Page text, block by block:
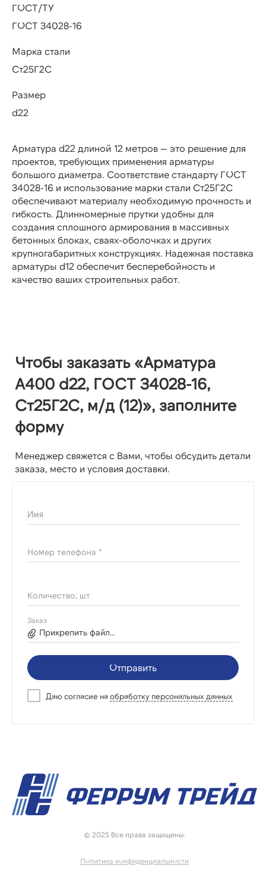
ГОСТ/ТУ
ГОСТ 34028-16
Марка стали
Ст25Г2С
Размер
d22
Арматура d22 длиной 12 метров — это решение для
проектов, требующих применения арматуры
большого диаметра. Соответствие стандарту ГОСТ
34028-16 и использование марки стали Ст25Г2С
обеспечивают материалу необходимую прочность и
гибкость. Длинномерные прутки удобны для
создания сплошного армирования в массивных
бетонных блоках, сваях-оболочках и других
крупногабаритных конструкциях. Надежная поставка
арматуры d12 обеспечит бесперебойность и
качество ваших строительных работ.
Чтобы заказать «Арматура
А400 d22, ГОСТ 34028-16,
Ст25Г2С, м/д (12)», заполните
форму
Менеджер свяжется с Вами, чтобы обсудить детали
заказа, место и условия доставки.
Имя
Номер телефона *
Количество, шт
Заказ
Прикрепить файл...
Отправить
Даю согласие на обработку персональных данных
© 2025 Все права защищены.
Политика конфиденциальности